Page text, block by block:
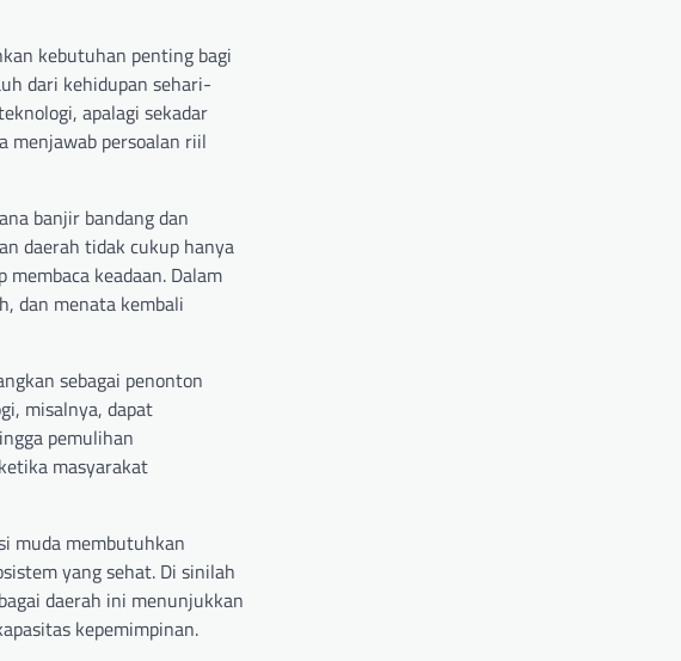
kebutuhan penting bagi
dari kehidupan sehari-
apalagi sekadar
menjawab persoalan riil
banjir bandang dan
daerah tidak cukup hanya
keadaan. Dalam
dan menata kembali
sebagai penonton
misalnya, dapat
pemulihan
masyarakat
muda membutuhkan
yang sehat. Di sinilah
daerah ini menunjukkan
kepemimpinan.